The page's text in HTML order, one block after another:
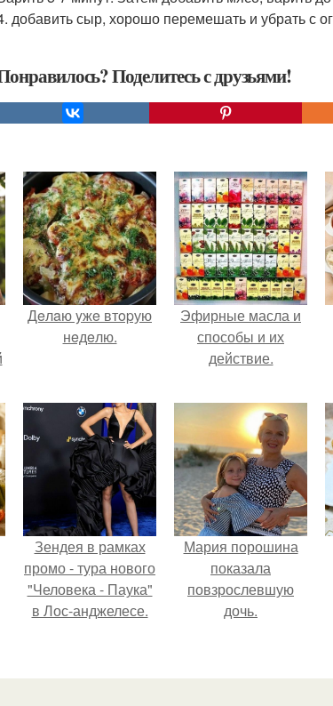
добавить сыр, хорошо перемешать и убрать с
Поделитесь с друзьями!
Дeлaю yжe втopую
нeдeлю.
Эфирные масла и
способы и их
действие.
Зендея в рамках
промо - тура нового
"Человека - Паука"
в Лос-анджелесе.
Мария порошина
показала
повзрослевшую
дочь.